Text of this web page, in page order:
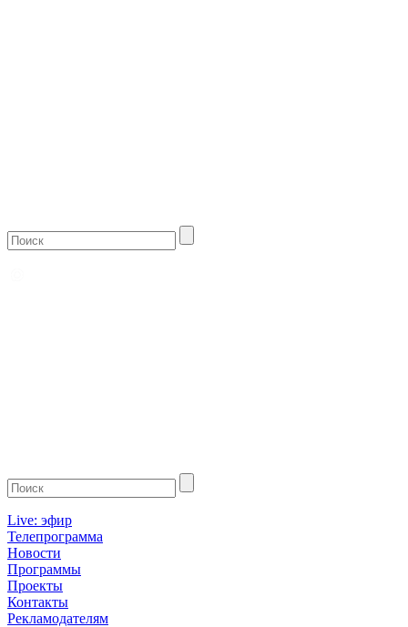
Live: эфир
Телепрограмма
Новости
Программы
Проекты
Контакты
Рекламодателям